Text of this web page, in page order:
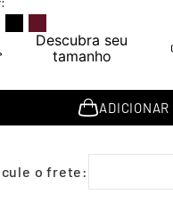
:
Descubra seu
tamanho